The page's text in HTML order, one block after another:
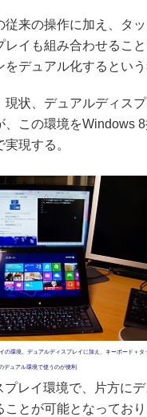
来の操作に加え、タ
イも組み合わせるこ
デュアル化するという
状、デュアルディス
この環境をWindows
現する。
の環境。デュアルディスプレイに加え、キーボード＋タ
デュアル環境で使うのが便利
レイ環境で、片方に
とが可能となってお